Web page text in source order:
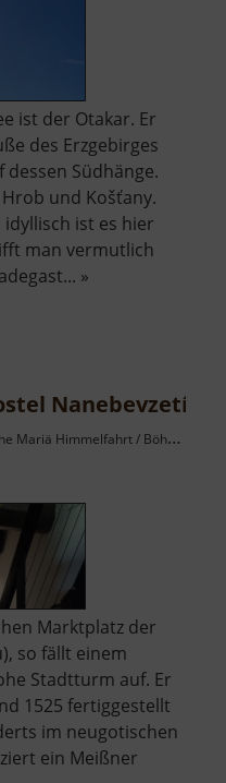
ist der Otakar. Er
des Erzgebirges
Südhänge.
und Košťany.
ist es hier
man vermutlich
»
Nanebevzetí
/ Böhmisches Erzgebirge
Marktplatz der
so fällt einem
Stadtturm auf. Er
1525 fertiggestellt
im neugotischen
ein Meißner